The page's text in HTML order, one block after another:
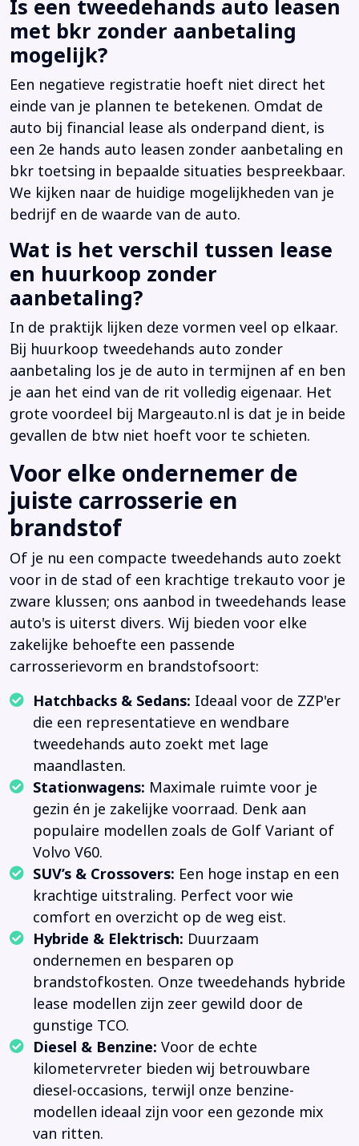
Is een tweedehands auto leasen
met bkr zonder aanbetaling
mogelijk?
Een negatieve registratie hoeft niet direct het
einde van je plannen te betekenen. Omdat de
auto bij financial lease als onderpand dient, is
een 2e hands auto leasen zonder aanbetaling en
bkr toetsing in bepaalde situaties bespreekbaar.
We kijken naar de huidige mogelijkheden van je
bedrijf en de waarde van de auto.
Wat is het verschil tussen lease
en huurkoop zonder
aanbetaling?
In de praktijk lijken deze vormen veel op elkaar.
Bij huurkoop tweedehands auto zonder
aanbetaling los je de auto in termijnen af en ben
je aan het eind van de rit volledig eigenaar. Het
grote voordeel bij Margeauto.nl is dat je in beide
gevallen de btw niet hoeft voor te schieten.
Voor elke ondernemer de
juiste carrosserie en
brandstof
Of je nu een compacte tweedehands auto zoekt
voor in de stad of een krachtige trekauto voor je
zware klussen; ons aanbod in tweedehands lease
auto's is uiterst divers. Wij bieden voor elke
zakelijke behoefte een passende
carrosserievorm en brandstofsoort:
Hatchbacks & Sedans: Ideaal voor de ZZP'er
die een representatieve en wendbare
tweedehands auto zoekt met lage
maandlasten.
Stationwagens: Maximale ruimte voor je
gezin én je zakelijke voorraad. Denk aan
populaire modellen zoals de Golf Variant of
Volvo V60.
SUV’s & Crossovers: Een hoge instap en een
krachtige uitstraling. Perfect voor wie
comfort en overzicht op de weg eist.
Hybride & Elektrisch: Duurzaam
ondernemen en besparen op
brandstofkosten. Onze tweedehands hybride
lease modellen zijn zeer gewild door de
gunstige TCO.
Diesel & Benzine: Voor de echte
kilometervreter bieden wij betrouwbare
diesel-occasions, terwijl onze benzine-
modellen ideaal zijn voor een gezonde mix
van ritten.